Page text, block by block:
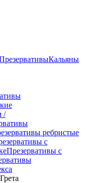
Кальяны
/
ребристые
с
Презервативы с